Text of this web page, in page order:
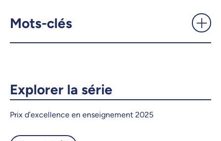
LinkedIn
Mots-clés
Explorer la série
Prix d’excellence en enseignement 2025